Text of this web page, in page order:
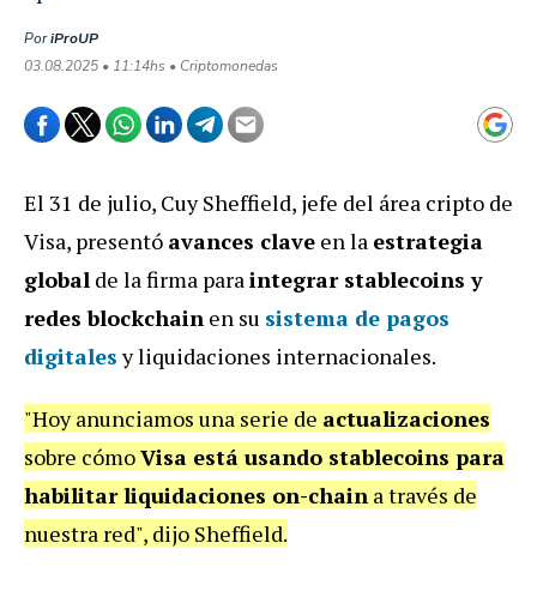
PoriProUP
03.08.2025 • 11:14hs • Criptomonedas
El 31 de julio, Cuy Sheffield, jefe del área cripto de
Visa, presentó avances clave en la estrategia
global de la firma paraintegrar stablecoins y
redes blockchain en su sistema de pagos
digitalesy liquidaciones internacionales.
"Hoy anunciamos una serie de actualizaciones
sobre cómoVisa está usando stablecoins para
habilitar liquidaciones on-chain a través de
nuestra red", dijo Sheffield.